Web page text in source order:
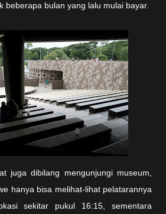
beberapa bulan yang lalu mulai bayar.
juga dibilang mengunjungi museum,
hanya bisa melihat-lihat pelatarannya
sekitar pukul 16:15, sementara